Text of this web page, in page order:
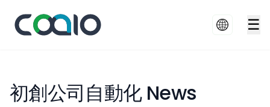
☰
初創公司自動化 News